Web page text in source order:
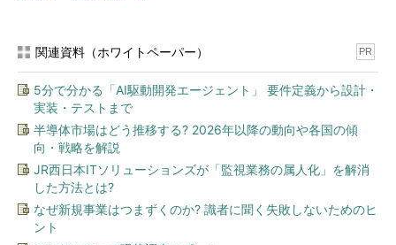
関連資料（ホワイトペーパー） PR
5分で分かる「AI駆動開発エージェント」 要件定義から設計・
実装・テストまで
半導体市場はどう推移する? 2026年以降の動向や各国の傾
向・戦略を解説
JR西日本ITソリューションズが「監視業務の属人化」を解消
した方法とは?
なぜ新規事業はつまずくのか? 識者に聞く失敗しないためのヒ
ント